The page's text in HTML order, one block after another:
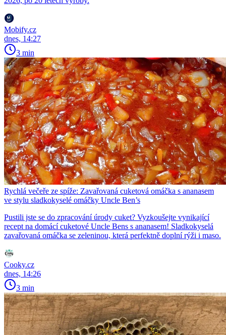
Mobify.cz
dnes, 14:27
3 min
Rychlá večeře ze spíže: Zavařovaná cuketová omáčka s ananasem
ve stylu sladkokyselé omáčky Uncle Ben’s
Pustili jste se do zpracování úrody cuket? Vyzkoušejte vynikající
recept na domácí cuketové Uncle Bens s ananasem! Sladkokyselá
zavařovaná omáčka se zeleninou, která perfektně doplní rýži i maso.
Cooky.cz
dnes, 14:26
3 min